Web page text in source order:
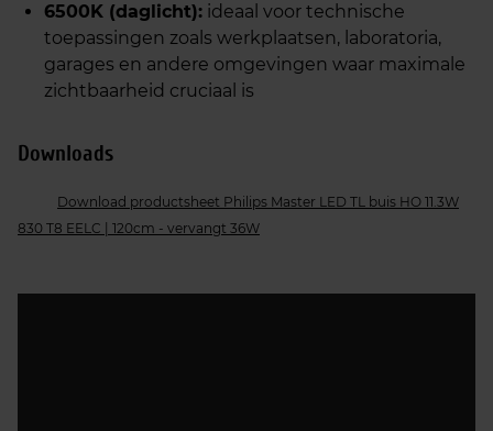
6500K (daglicht): ideaal voor technische
toepassingen zoals werkplaatsen, laboratoria,
garages en andere omgevingen waar maximale
zichtbaarheid cruciaal is
Downloads
Download productsheet Philips Master LED TL buis HO 11.3W
830 T8 EELC | 120cm - vervangt 36W